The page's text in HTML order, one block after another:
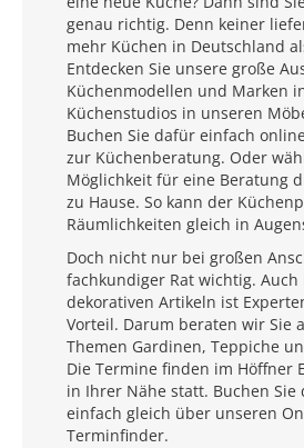
genau richtig. Denn keiner
mehr Küchen in Deutschland
Entdecken Sie unsere große
Küchenmodellen und Marken
Küchenstudios in unseren
Buchen Sie dafür einfach
zur Küchenberatung. Oder
Möglichkeit für eine Beratung
zu Hause. So kann der
Räumlichkeiten gleich in
Doch nicht nur bei großen
fachkundiger Rat wichtig.
dekorativen Artikeln ist
Vorteil. Darum beraten wir Sie
Themen Gardinen, Teppiche
Die Termine finden im Höffner
in Ihrer Nähe statt. Buchen Sie
einfach gleich über unseren
Terminfinder.